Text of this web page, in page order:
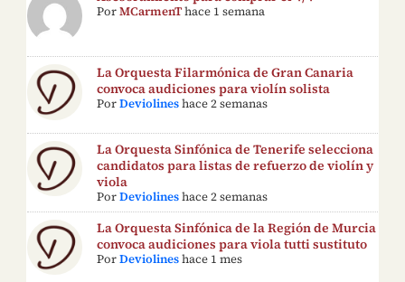
PorMCarmenThace 1 semana
La Orquesta Filarmónica de Gran Canaria
convoca audiciones para violín solista
PorDeviolines hace 2 semanas
La Orquesta Sinfónica de Tenerife selecciona
candidatos para listas de refuerzo de violín y
viola
PorDeviolines hace 2 semanas
La Orquesta Sinfónica de la Región de Murcia
convoca audiciones para viola tutti sustituto
PorDeviolines hace 1 mes